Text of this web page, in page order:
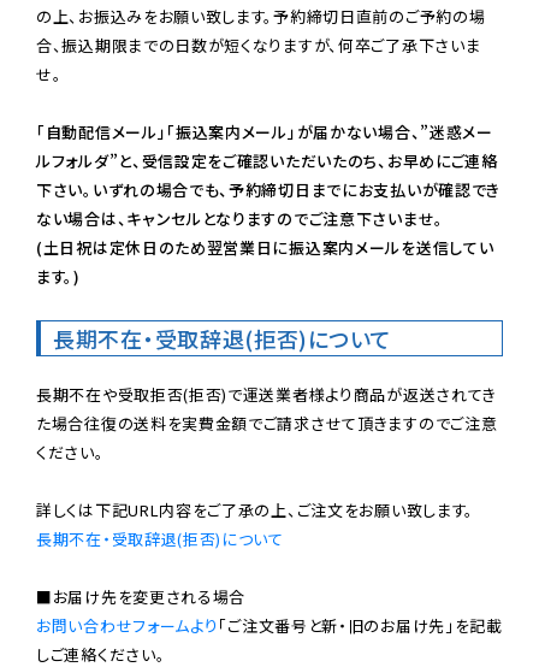
の上、お振込みをお願い致します。予約締切日直前のご予約の場
合、振込期限までの日数が短くなりますが、何卒ご了承下さいま
せ。
「自動配信メール」「振込案内メール」が届かない場合、”迷惑メー
ルフォルダ”と、受信設定をご確認いただいたのち、お早めにご連絡
下さい。いずれの場合でも、予約締切日までにお支払いが確認でき
ない場合は、キャンセルとなりますのでご注意下さいませ。
(土日祝は定休日のため翌営業日に振込案内メールを送信してい
ます。)
長期不在・受取辞退(拒否)について
長期不在や受取拒否(拒否)で運送業者様より商品が返送されてき
た場合往復の送料を実費金額でご請求させて頂きますのでご注意
ください。
長期不在・受取辞退(拒否)について
お問い合わせフォームより 「ご注文番号と新・旧のお届け先」を記載
しご連絡ください。